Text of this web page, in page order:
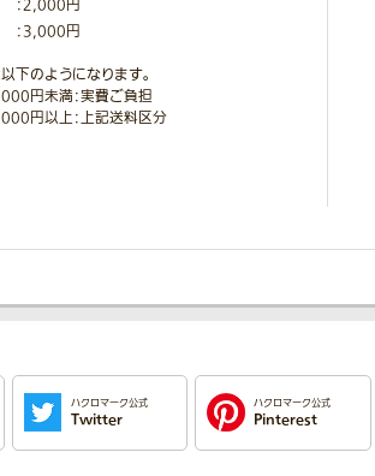
：2,000円
：3,000円
下のようになります。
円未満：実費ご負担
円以上：上記送料区分
ハクロマーク公式
Twitter
ハクロマーク公式
Pinterest